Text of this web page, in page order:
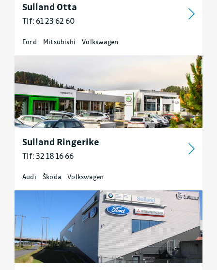
Sulland Otta
Tlf: 61 23 62 60
Ford Mitsubishi Volkswagen
Sulland Ringerike
Tlf: 32 18 16 66
Audi Škoda Volkswagen